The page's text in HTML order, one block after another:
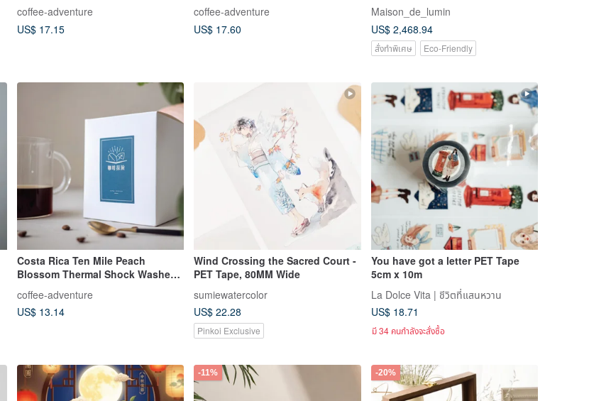
Coffee Bags 10-Pack
coffee-adventure
US$ 17.15
Washed - Pour Over Coffee Drip
Bags (10 count)
coffee-adventure
US$ 17.60
bracelet
Maison_de_lumin
US$ 2,468.94
สั่งทำพิเศษ Eco-Friendly
Costa Rica Ten Mile Peach
Blossom Thermal Shock Washed
coffee-adventure
US$ 13.14
Wind Crossing the Sacred Court -
PET Tape, 80MM Wide
sumiewatercolor
US$ 22.28
Pinkoi Exclusive
You have got a letter PET Tape
5cm x 10m
La Dolce Vita | ชีวิตที่แสนหวาน
US$ 18.71
มี 34 คนกำลังจะสั่งซื้อ
-11% -20%